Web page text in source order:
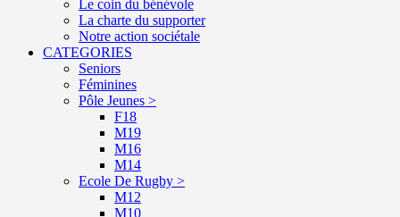
Le coin du bénévole
La charte du supporter
Notre action sociétale
CATEGORIES
Seniors
Féminines
Pôle Jeunes >
F18
M19
M16
M14
Ecole De Rugby >
M12
M10